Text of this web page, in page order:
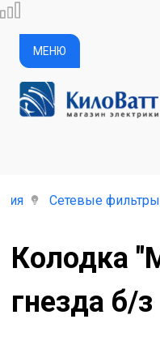
МЕНЮ
Сетевые
Колодка
гнезда б/з